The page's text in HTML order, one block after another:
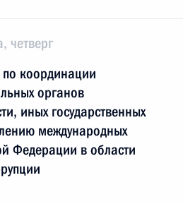
четверг
координации
органов
иных государственных
международных
Федерации в области